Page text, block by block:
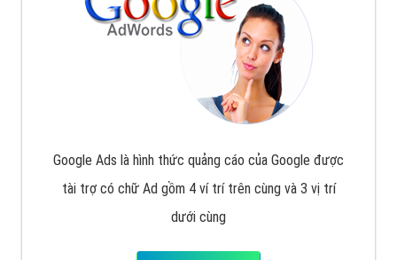
Google Ads là hình thức quảng cáo của Google được
tài trợ có chữ Ad gồm 4 ví trí trên cùng và 3 vị trí
dưới cùng